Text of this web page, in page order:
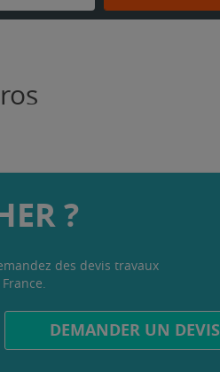
?
des devis travaux
DEMANDER UN DEVIS